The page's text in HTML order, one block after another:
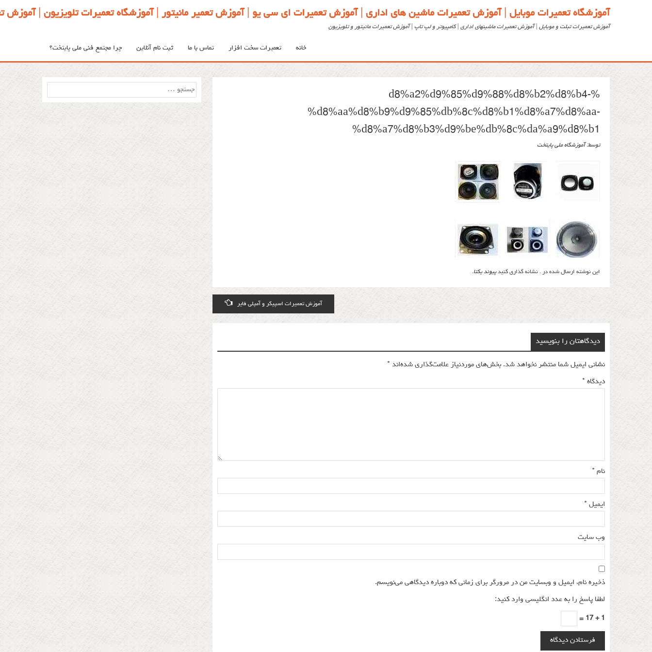
آموزشگاه تعمیرات موبایل | آموزش تعمیرات ماشین های اداری | آموزش تعمیرات ای سی یو | آموزش تعمیر مانیتور | آموزشگاه تعمیرات تلویزیون |
آموزش تعمیرات تبلت و موبایل | آموزش تعمیرات ماشینهای اداری | کامپیوتر و لپ تاپ | آموزش تعمیرات مانیتور و تلویزیون
خانه تعمیرات سخت افزار تماس با ما ثبت نام آنلاین چرا مجتمع فنی ملی پایتخت؟
%d8%a2%d9%85%d9%88%d8%b2%d8%b4-
%d8%aa%d8%b9%d9%85%db%8c%d8%b1%d8%a7%d8%aa-
%d8%a7%d8%b3%d9%be%db%8c%da%a9%d8%b1
توسط: ‪آموزشگاه ملی پایتخت
این نوشته ارسال شده در . نشانه گذاری کنیدپیوند یکتا.
navigation
آموزش تعمیرات اسپیکر و آمپلی فایر
دیدگاهتان را بنویسید
نشانی ایمیل شما منتشر نخواهد شد. بخش‌های موردنیاز علامت‌گذاری شده‌اند *
دیدگاه *
نام *
ایمیل *
وب‌ سایت
ذخیره نام، ایمیل و وبسایت من در مرورگر برای زمانی که دوباره دیدگاهی می‌نویسم.
لطفا پاسخ را به عدد انگلیسی وارد کنید:
1 + 17 =
جستجو
برای: